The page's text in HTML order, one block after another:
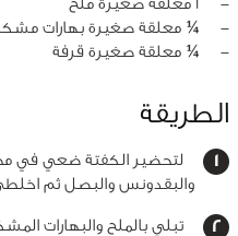
‏-
1 معلقة صغيرة ملح
‏-
¼ معلقة صغيرة بهارات
‏-
¼ معلقة صغيرة قرفة
الطريقة
لتحضير الكفتة ضعي في
والبقدونس والبصل ثم
تبلي بالملح والبهارات